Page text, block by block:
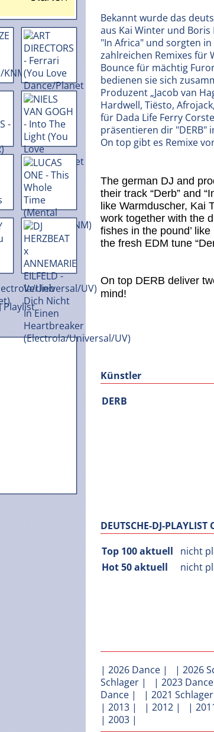
Bekannt wurde das
aus Kai Winter und
"In Africa" und sorgten
zahlreichen Remixes für
Bounce für mächtig
bedienen sie sich
Produzent „Jacob van
Hardwell, Tiësto,
für Dada Life Ferry
präsentieren dir "DERB"
On top gibt es Remixe
The german DJ and
their track “Derb” and
like Warmduscher, Kai
work together with the
fishes in the pound’
the fresh EDM tune
On top DERB deliver
mind!
Künstler
DERB
DEUTSCHE-DJ-
Top 100 aktuell
nicht
Hot 50 aktuell
nicht
| 2026 Dance | | 2026
Schlager | | 2023 Dance
Dance | | 2021 Schlager
| 2013 | | 2012 | |
| 2003 |